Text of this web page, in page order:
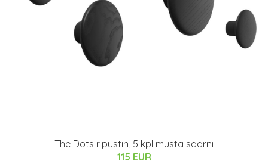
The Dots ripustin, 5 kpl musta saarni
115 EUR